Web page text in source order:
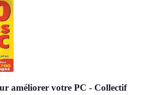
améliorer votre PC - Collectif